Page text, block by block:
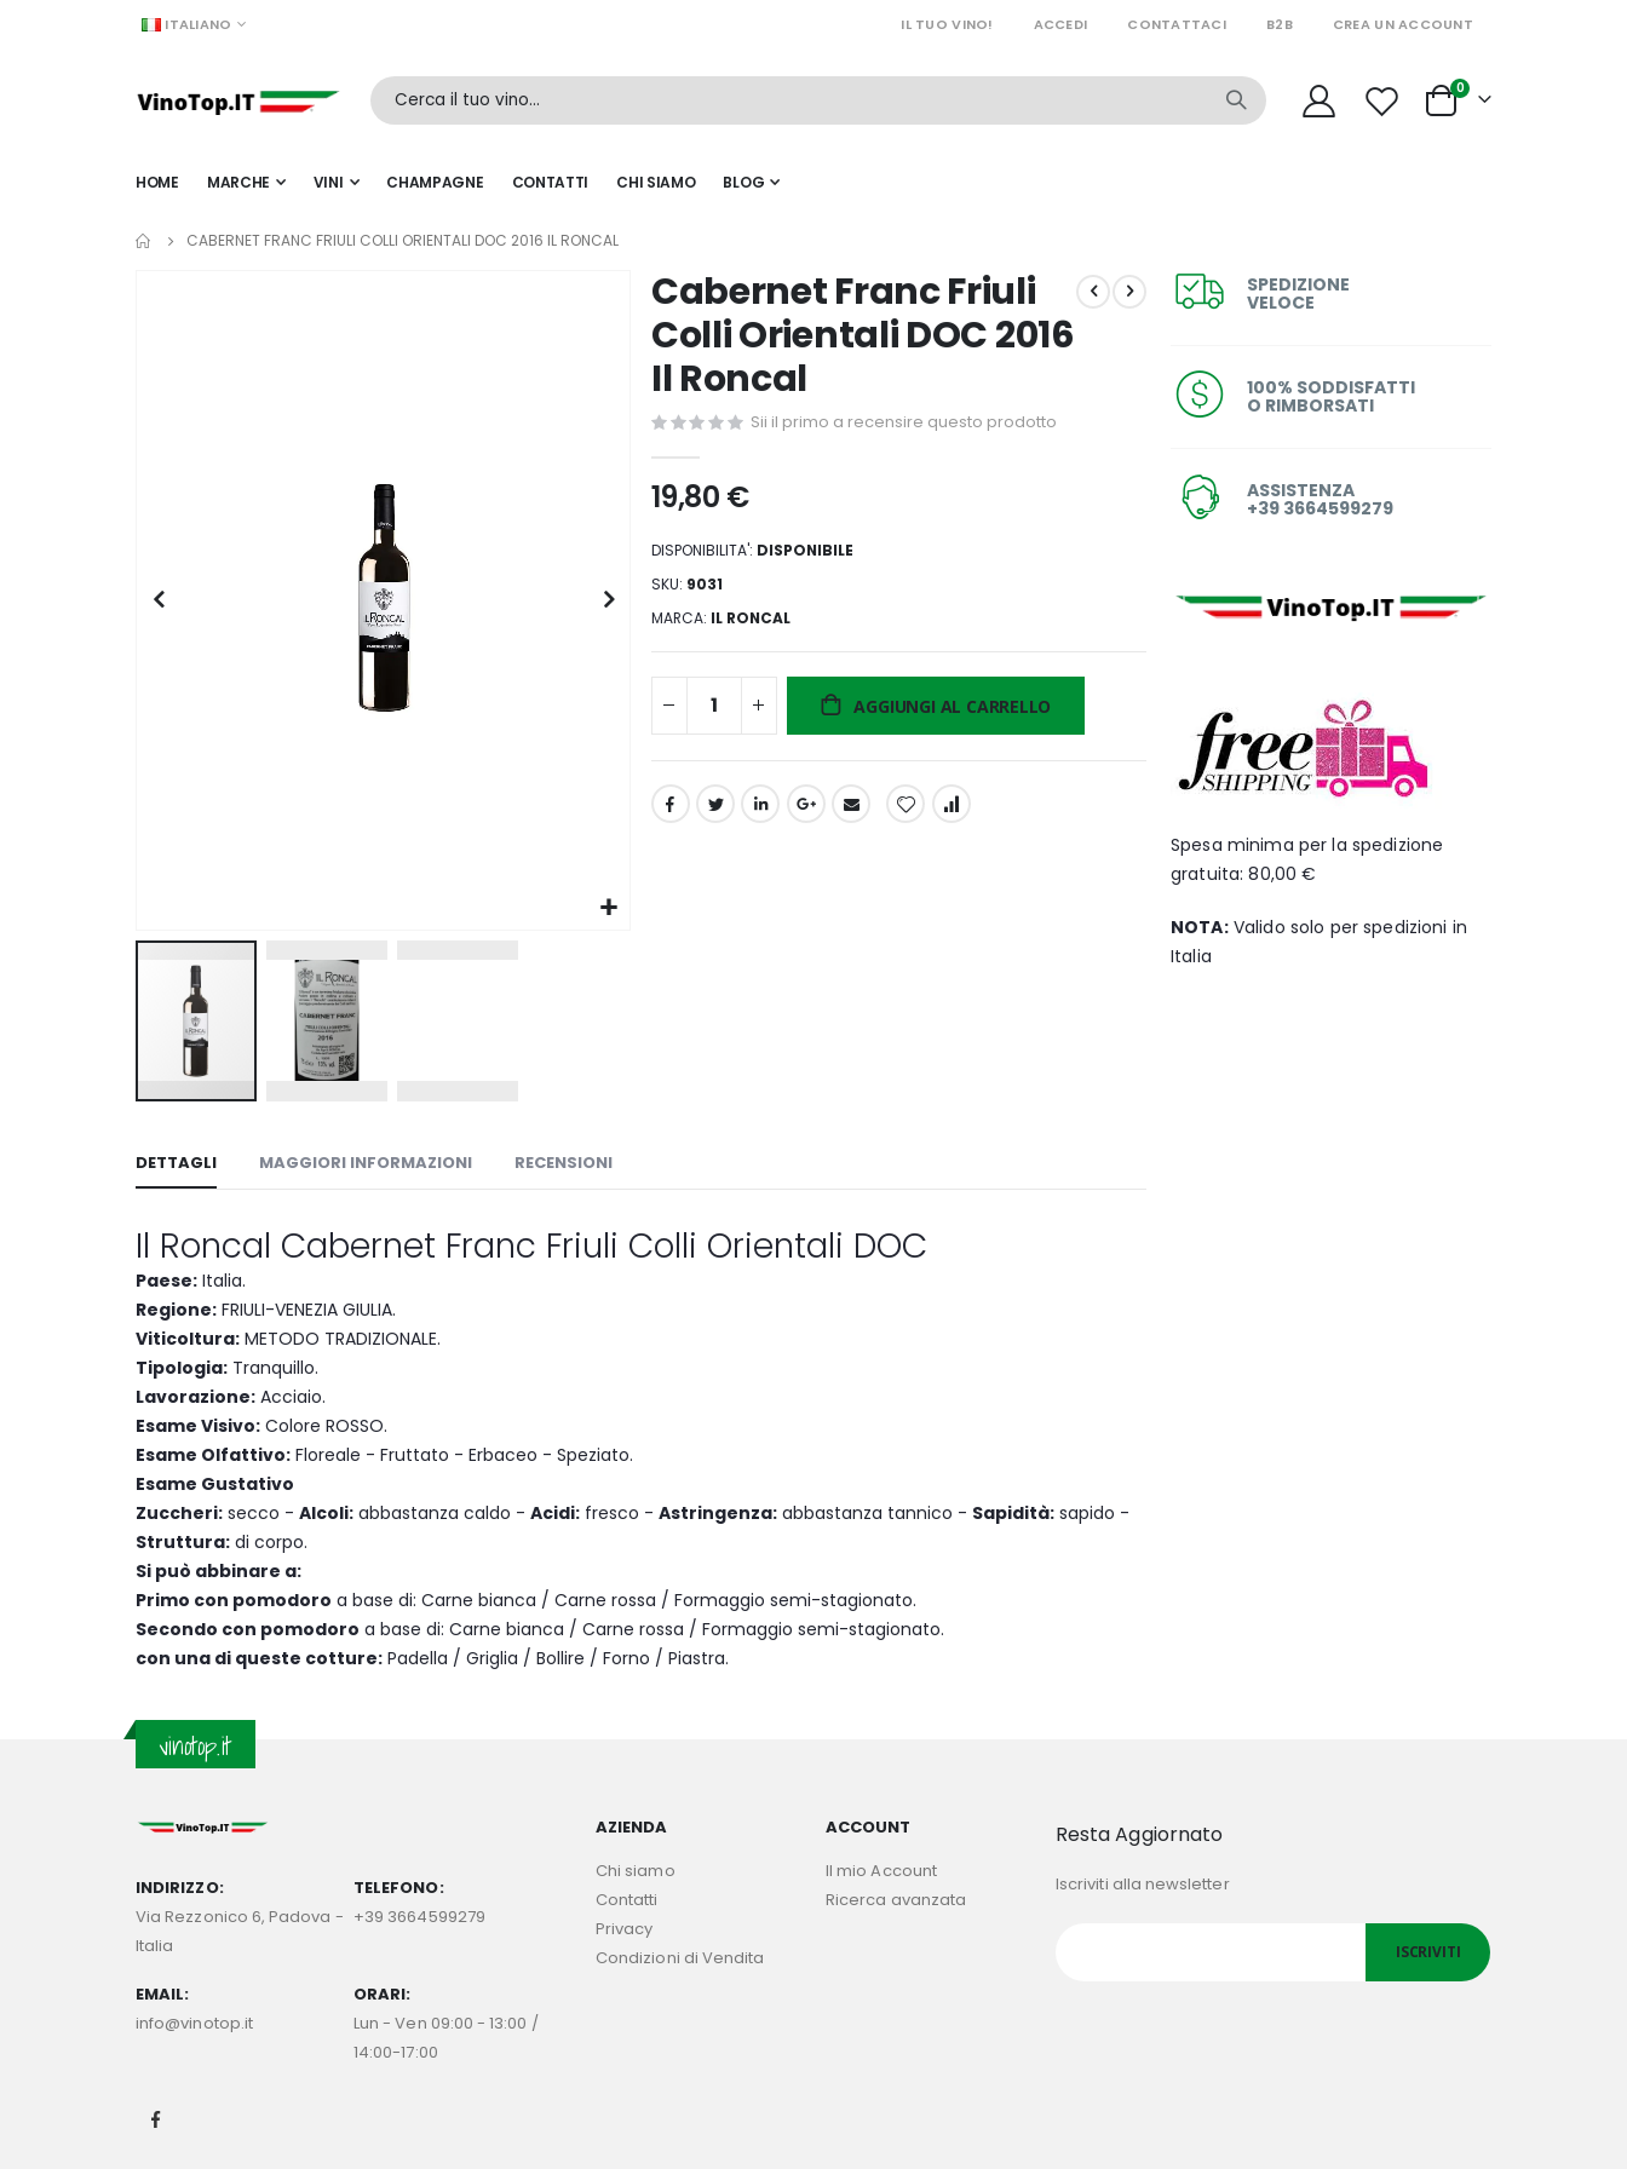
LINGUAITALIANO IL TUO VINO! ACCEDI CONTATTACI B2B CREA UN ACCOUNT
Cart
0articoli
HOME MARCHE VINI CHAMPAGNE CONTATTI CHI SIAMO BLOG
CABERNET FRANC FRIULI COLLI ORIENTALI DOC 2016 IL RONCAL
della
di
immagini
Cabernet Franc Friuli
Colli Orientali DOC 2016
Il Roncal
Sii il primo a recensire questo prodotto
19,80 €
DISPONIBILITA': DISPONIBILE
SKU 9031
MARCA IL RONCAL
AGGIUNGI AL CARRELLO
DETTAGLI
Il Roncal Cabernet Franc Friuli Colli Orientali DOC
Paese: Italia.
Regione: FRIULI-VENEZIA GIULIA.
Viticoltura: METODO TRADIZIONALE.
Tipologia: Tranquillo.
Lavorazione: Acciaio.
Esame Visivo: Colore ROSSO.
Esame Olfattivo: Floreale - Fruttato - Erbaceo - Speziato.
Esame Gustativo
Zuccheri: secco - Alcoli: abbastanza caldo - Acidi: fresco - Astringenza: abbastanza tannico - Sapidità: sapido -
Struttura: di corpo.
Si può abbinare a:
Primo con pomodoro a base di: Carne bianca / Carne rossa / Formaggio semi-stagionato.
Secondo con pomodoro a base di: Carne bianca / Carne rossa / Formaggio semi-stagionato.
con una di queste cotture: Padella / Griglia / Bollire / Forno / Piastra.
MAGGIORI INFORMAZIONI RECENSIONI
SPEDIZIONE
VELOCE
100% SODDISFATTI
O RIMBORSATI
ASSISTENZA
+39 3664599279
Spesa minima per la spedizione
gratuita: 80,00 €
NOTA:Valido solo per spedizioni in
Italia
vinotop.it
INDIRIZZO:
Via Rezzonico 6, Padova -
Italia
TELEFONO:
+39 3664599279
EMAIL:
info@vinotop.it
ORARI:
Lun - Ven 09:00 - 13:00 /
14:00-17:00
AZIENDA
Chi siamo
Contatti
Privacy
Condizioni di Vendita
ACCOUNT
Il mio Account
Ricerca avanzata
Resta Aggiornato
Iscriviti alla newsletter
ISCRIVITI